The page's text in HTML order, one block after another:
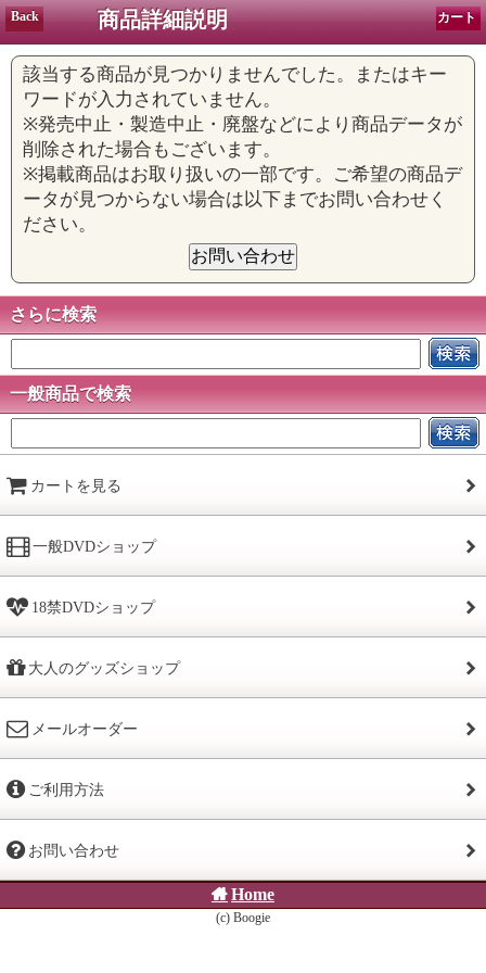
Back 商品詳細説明 カート
該当する商品が見つかりませんでした。またはキー
ワードが入力されていません。
※発売中止・製造中止・廃盤などにより商品データが
削除された場合もございます。
※掲載商品はお取り扱いの一部です。ご希望の商品デ
ータが見つからない場合は以下までお問い合わせく
ださい。
さらに検索
一般商品で検索
カートを見る
一般DVDショップ
18禁DVDショップ
大人のグッズショップ
メールオーダー
ご利用方法
お問い合わせ
Home
(c) Boogie